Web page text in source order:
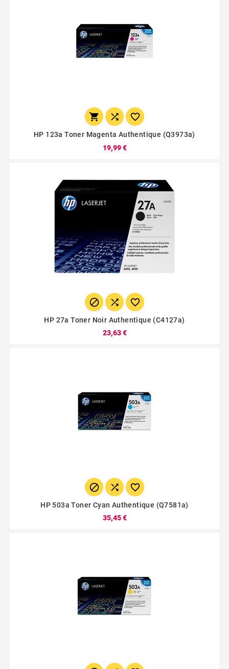
  
HP 123a Toner Magenta Authentique (q3973a)
19,99 €
  
HP 27a Toner Noir Authentique (c4127a)
23,63 €
  
HP 503a Toner Cyan Authentique (q7581a)
35,45 €